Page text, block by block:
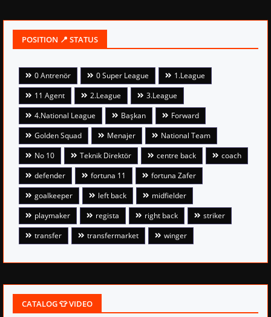
POSITION 📍 STATUS
0 Antrenör 0 Super League
1.League
11 Agent
2.League
3.League
4.National League
Başkan
Forward
Golden Squad
Menajer
National Team
No 10
Teknik Direktör centre back
coach
defender
fortuna 11
fortuna Zafer
goalkeeper
left back
midfielder
playmaker
regista right back
striker
transfer
transfermarket winger
CATALOG 👕 VIDEO